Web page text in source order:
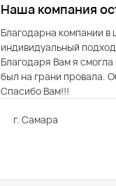
Наша компания
Благодарна компании в
индивидуальный
Благодаря Вам я
был на грани провала.
Спасибо Вам!!!
г. Самара